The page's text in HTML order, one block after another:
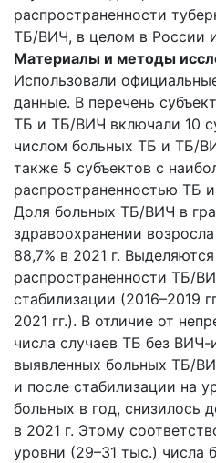
распространенности
ТБ/ВИЧ, в целом в России
Материалы и методы
Использовали
данные. В перечень
ТБ и ТБ/ВИЧ включали 10
числом больных ТБ и ТБ/
также 5 субъектов с
распространенностью ТБ
Доля больных ТБ/ВИЧ в
здравоохранении
88,7% в 2021 г.
распространенности ТБ/
стабилизации (2016–2019
2021 гг.). В отличие от
числа случаев ТБ без
выявленных больных ТБ/
и после стабилизации на
больных в год, снизилось
в 2021 г. Этому
уровни (29–31 тыс.) числа